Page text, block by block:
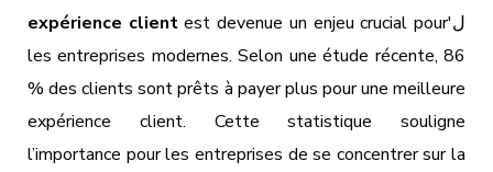
ل' expérience clientest devenue un enjeu crucial pour
les entreprises modernes. Selon une étude récente, 86
% des clients sont prêts à payer plus pour une meilleure
expérience client. Cette statistique souligne
l’importance pour les entreprises de se concentrer sur la